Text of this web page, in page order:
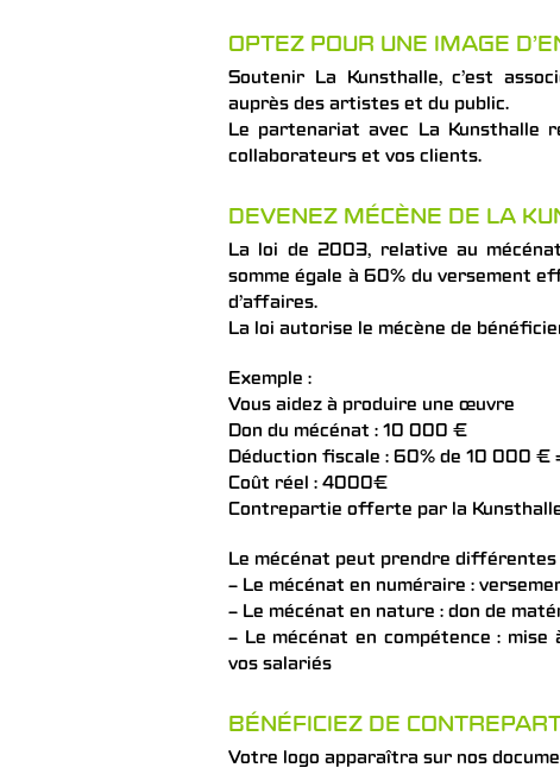
OPTEZ POUR UNE IMAGE
Soutenir La Kunsthalle, c’est
auprès des artistes et du public.
Le partenariat avec La Kunsthalle
collaborateurs et vos clients.
DEVENEZ MÉCÈNE DE LA
La loi de 2003, relative au
somme égale à 60% du versement
d’affaires.
La loi autorise le mécène de
Exemple :
Vous aidez à produire une œuvre
Don du mécénat : 10 000 €
Déduction fiscale : 60% de 10 000
Coût réel : 4000€
Contrepartie offerte par la
Le mécénat peut prendre différentes
– Le mécénat en numéraire :
– Le mécénat en nature : don de
– Le mécénat en compétence :
vos salariés
BÉNÉFICIEZ DE
Votre logo apparaîtra sur nos